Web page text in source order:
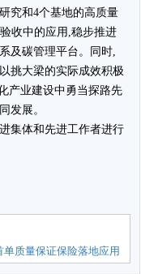
究和4个基地的高质量
收中的应用,稳步推进
及碳管理平台。同时,
挑大梁的实际成效积极
产业建设中勇当探路先
发展。
集体和先进工作者进行
质量保证保险落地应用